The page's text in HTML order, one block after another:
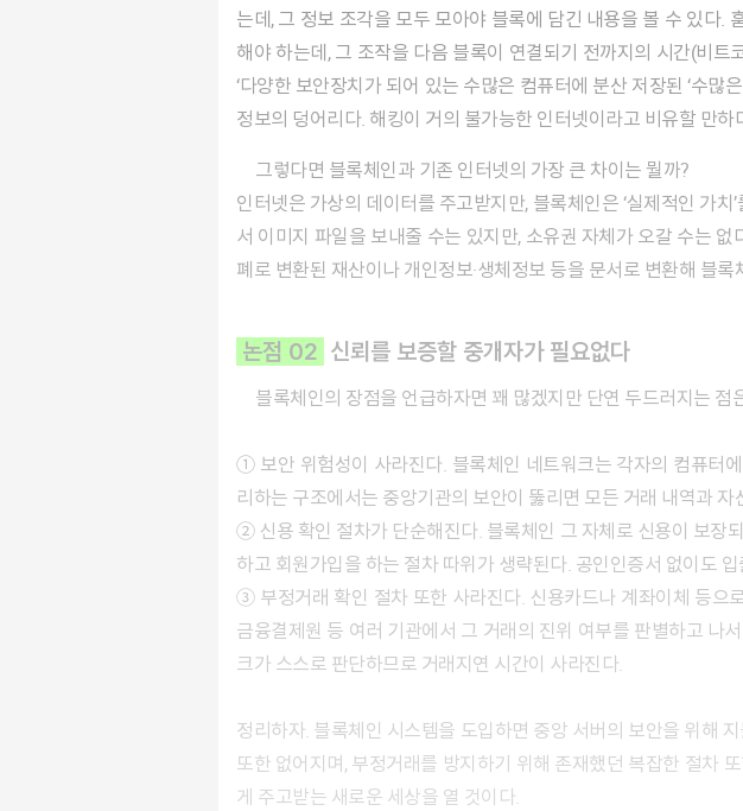
는데, 그 정보 조각을 모두 모아야 블록에 담긴 내용을 볼 수 있다
해야 하는데, 그 조작을 다음 블록이 연결되기 전까지의 시간(비
‘다양한 보안장치가 되어 있는 수많은 컴퓨터에 분산 저장된 ‘수많
정보의 덩어리다. 해킹이 거의 불가능한 인터넷이라고 비유할 만하
그렇다면 블록체인과 기존 인터넷의 가장 큰 차이는 뭘까?
인터넷은 가상의 데이터를 주고받지만, 블록체인은 ‘실제적인 가
서 이미지 파일을 보내줄 수는 있지만, 소유권 자체가 오갈 수는
폐로 변환된 재산이나 개인정보·생체정보 등을 문서로 변환해 블록
논점 02 신뢰를 보증할 중개자가 필요없다
블록체인의 장점을 언급하자면 꽤 많겠지만 단연 두드러지는 점
① 보안 위험성이 사라진다. 블록체인 네트워크는 각자의 컴퓨터
리하는 구조에서는 중앙기관의 보안이 뚫리면 모든 거래 내역과
② 신용 확인 절차가 단순해진다. 블록체인 그 자체로 신용이 보장
하고 회원가입을 하는 절차 따위가 생략된다. 공인인증서 없이도
③ 부정거래 확인 절차 또한 사라진다. 신용카드나 계좌이체 등으
금융결제원 등 여러 기관에서 그 거래의 진위 여부를 판별하고 나
크가 스스로 판단하므로 거래지연 시간이 사라진다.
정리하자. 블록체인 시스템을 도입하면 중앙 서버의 보안을 위해
또한 없어지며, 부정거래를 방지하기 위해 존재했던 복잡한 절차
게 주고받는 새로운 세상을 열 것이다.